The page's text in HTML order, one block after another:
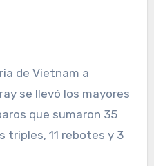
de Vietnam a
se llevó los mayores
que sumaron 35
triples, 11 rebotes y 3